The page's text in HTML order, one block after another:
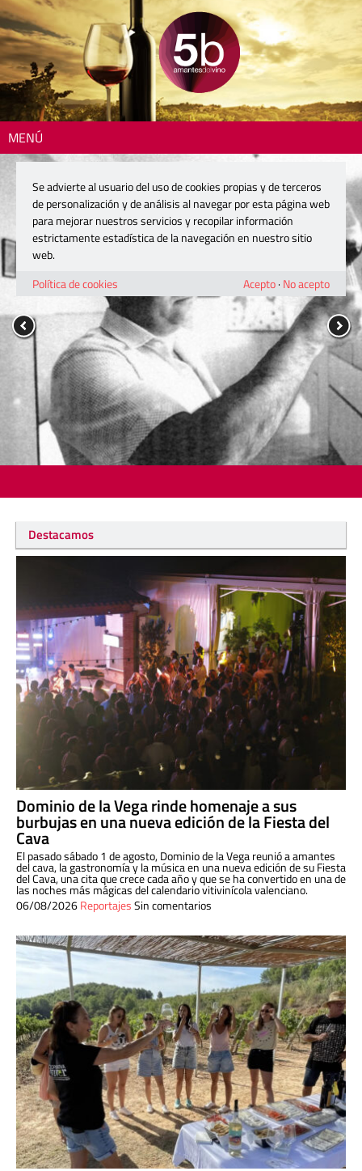
MENÚ
Destacamos
Dominio de la Vega rinde homenaje a sus
burbujas en una nueva edición de la Fiesta del
Cava
El pasado sábado 1 de agosto, Dominio de la Vega reunió a amantes
del cava, la gastronomía y la música en una nueva edición de su Fiesta
del Cava, una cita que crece cada año y que se ha convertido en una de
las noches más mágicas del calendario vitivinícola valenciano.
06/08/2026ReportajesSin comentarios
Se advierte al usuario del uso de cookies propias y de terceros
de personalización y de análisis al navegar por esta página web
para mejorar nuestros servicios y recopilar información
estrictamente estadística de la navegación en nuestro sitio
web.
Política de cookies
Acepto· No acepto